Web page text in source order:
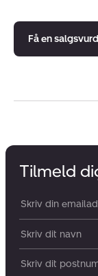
Få en
Tilmeld
Din email:
Dit navn:
Postnummer